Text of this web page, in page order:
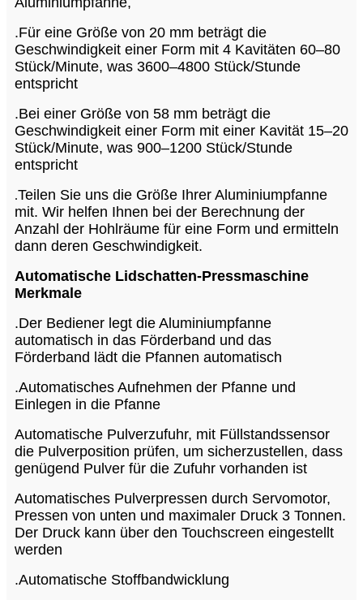
.Für eine Größe von 20 mm beträgt die
Geschwindigkeit einer Form mit 4 Kavitäten 60–80
Stück/Minute, was 3600–4800 Stück/Stunde
entspricht
.Bei einer Größe von 58 mm beträgt die
Geschwindigkeit einer Form mit einer Kavität 15–20
Stück/Minute, was 900–1200 Stück/Stunde
entspricht
.Teilen Sie uns die Größe Ihrer Aluminiumpfanne
mit. Wir helfen Ihnen bei der Berechnung der
Anzahl der Hohlräume für eine Form und ermitteln
dann deren Geschwindigkeit.
Automatische Lidschatten-Pressmaschine
Merkmale
.Der Bediener legt die Aluminiumpfanne
automatisch in das Förderband und das
Förderband lädt die Pfannen automatisch
.Automatisches Aufnehmen der Pfanne und
Einlegen in die Pfanne
Automatische Pulverzufuhr, mit Füllstandssensor
die Pulverposition prüfen, um sicherzustellen, dass
genügend Pulver für die Zufuhr vorhanden ist
Automatisches Pulverpressen durch Servomotor,
Pressen von unten und maximaler Druck 3 Tonnen.
Der Druck kann über den Touchscreen eingestellt
werden
.Automatische Stoffbandwicklung